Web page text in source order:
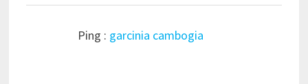
Ping : garcinia cambogia